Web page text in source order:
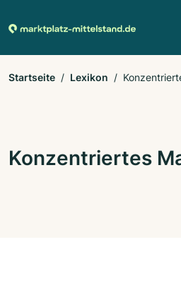
Startseite Lexikon
Konzentriertes